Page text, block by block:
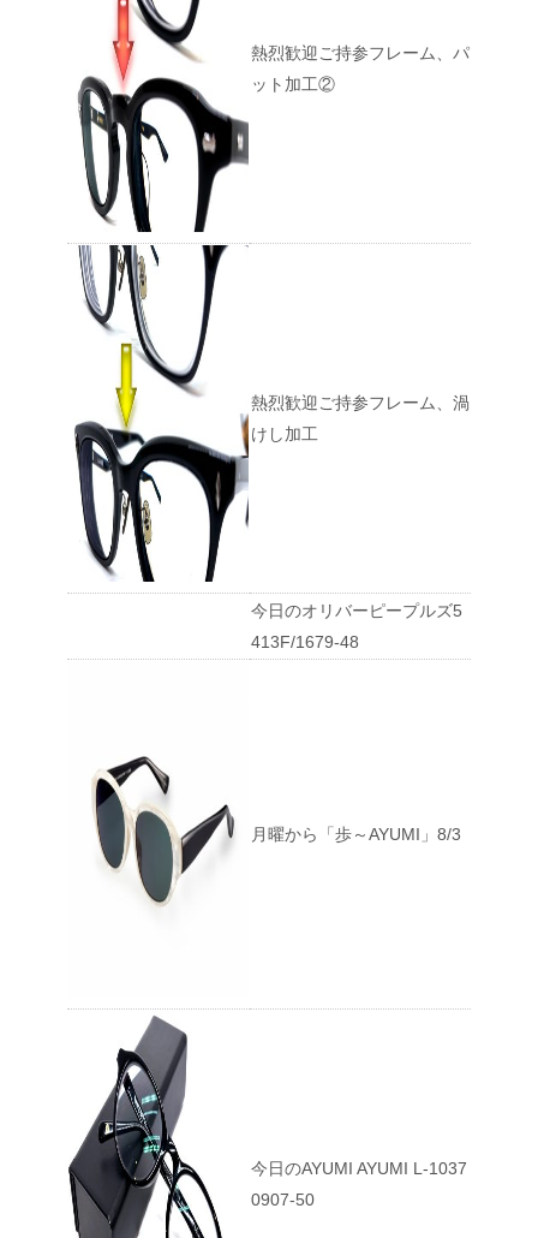
熱烈歓迎ご持参フレーム、パ
ット加工②
熱烈歓迎ご持参フレーム、渦
けし加工
今日のオリバーピープルズ5
413F/1679-48
月曜から「歩～AYUMI」8/3
今日のAYUMI AYUMI L-1037
0907-50